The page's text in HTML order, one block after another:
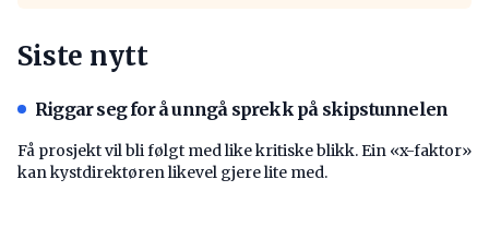
Siste nytt
Riggar seg for å unngå sprekk på skipstunnelen
Få prosjekt vil bli følgt med like kritiske blikk. Ein «x-faktor»
kan kystdirektøren likevel gjere lite med.